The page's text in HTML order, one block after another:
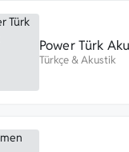
Power Türk
Türkçe&Akustik